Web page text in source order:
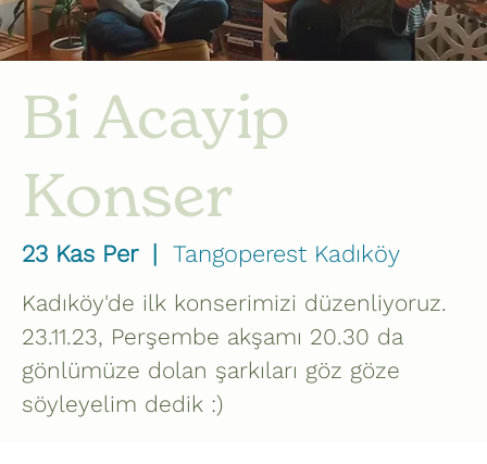
Bi Acayip
Konser
23 Kas Per
  |
Tangoperest Kadıköy
Kadıköy'de ilk konserimizi düzenliyoruz.
23.11.23, Perşembe akşamı 20.30 da
gönlümüze dolan şarkıları göz göze
söyleyelim dedik :)